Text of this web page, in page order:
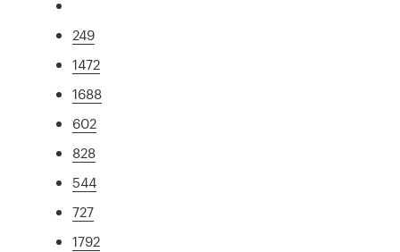
249
1472
1688
602
828
544
727
1792